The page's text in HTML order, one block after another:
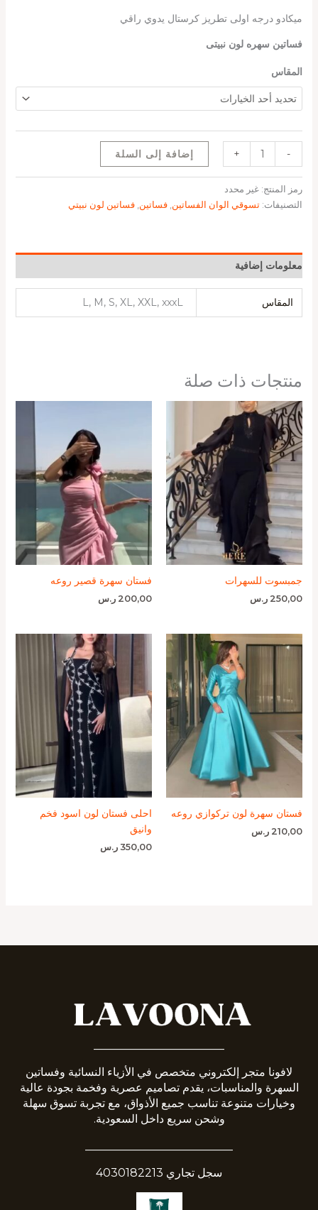
ميكادو درجه اولى تطريز كرستال يدوي راقي
فساتين سهره لون نبيتى
المقاس
-
+ إضافة إلى السلة
رمز المنتج: غير محدد
التصنيفات: تسوقي الوان الفساتين, فساتين, فساتين لون نبيتي
معلومات إضافية
المقاس L, M, S, XL, XXL, xxxL
منتجات ذات صلة
جمبسوت للسهرات
250,00 ر.س
فستان سهرة قصير روعه
200,00 ر.س
فستان سهرة لون تركوازي روعه
210,00 ر.س
احلى فستان لون اسود فخم
وانيق
350,00 ر.س
لافونا متجر إلكتروني متخصص في الأزياء النسائية وفساتين
السهرة والمناسبات، يقدم تصاميم عصرية وفخمة بجودة عالية
وخيارات متنوعة تناسب جميع الأذواق، مع تجربة تسوق سهلة
وشحن سريع داخل السعودية.
سجل تجاري 4030182213